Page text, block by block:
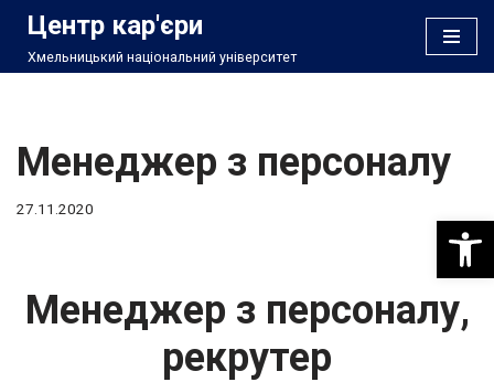
Перейти
Центр кар'єри
Хмельницький національний університет
Менеджер з персоналу
27.11.2020
Менеджер з персоналу,
рекрутер